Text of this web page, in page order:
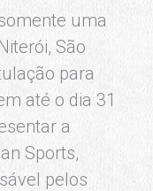
uma
São
para
até o dia 31
a
Sports,
pelos